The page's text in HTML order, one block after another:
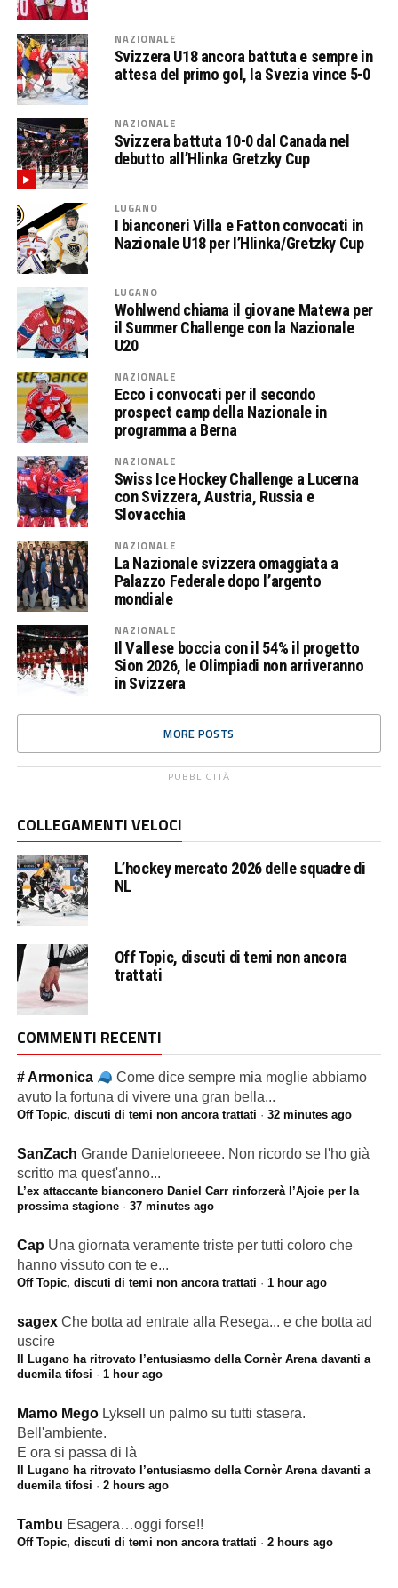
NAZIONALE
Svizzera U18 ancora battuta e sempre in
attesa del primo gol, la Svezia vince 5-0
NAZIONALE
Svizzera battuta 10-0 dal Canada nel
debutto all’Hlinka Gretzky Cup
LUGANO
I bianconeri Villa e Fatton convocati in
Nazionale U18 per l’Hlinka/Gretzky Cup
LUGANO
Wohlwend chiama il giovane Matewa per
il Summer Challenge con la Nazionale
U20
NAZIONALE
Ecco i convocati per il secondo
prospect camp della Nazionale in
programma a Berna
NAZIONALE
Swiss Ice Hockey Challenge a Lucerna
con Svizzera, Austria, Russia e
Slovacchia
NAZIONALE
La Nazionale svizzera omaggiata a
Palazzo Federale dopo l’argento
mondiale
NAZIONALE
Il Vallese boccia con il 54% il progetto
Sion 2026, le Olimpiadi non arriveranno
in Svizzera
MORE POSTS
PUBBLICITÀ
COLLEGAMENTI VELOCI
L’hockey mercato 2026 delle squadre di
NL
Off Topic, discuti di temi non ancora
trattati
COMMENTI RECENTI
# Armonica
Come dice sempre mia moglie abbiamo
avuto la fortuna di vivere una gran bella...
Off Topic, discuti di temi non ancora trattati · 32 minutes ago
SanZach Grande Danieloneeee. Non ricordo se l'ho già
scritto ma quest'anno...
L’ex attaccante bianconero Daniel Carr rinforzerà l’Ajoie per la
prossima stagione· 37 minutes ago
Cap Una giornata veramente triste per tutti coloro che
hanno vissuto con te e...
Off Topic, discuti di temi non ancora trattati · 1 hour ago
sagex Che botta ad entrate alla Resega... e che botta ad
uscire
Il Lugano ha ritrovato l’entusiasmo della Cornèr Arena davanti a
duemila tifosi · 1 hour ago
Mamo Mego Lyksell un palmo su tutti stasera.
Bell'ambiente.
E ora si passa di là
Il Lugano ha ritrovato l’entusiasmo della Cornèr Arena davanti a
duemila tifosi · 2 hours ago
Tambu Esagera…oggi forse!!
Off Topic, discuti di temi non ancora trattati · 2 hours ago